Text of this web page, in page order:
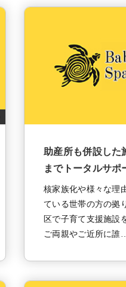
助産所も併設した
までトータルサポ
核家族化や様々な理
ている世帯の方の拠
区で子育て支援施設
ご両親やご近所に誰…